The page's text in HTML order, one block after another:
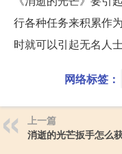
行各种任务来积累作
时就可以引起无名人
网络标签：
上一篇
消逝的光芒扳手怎么